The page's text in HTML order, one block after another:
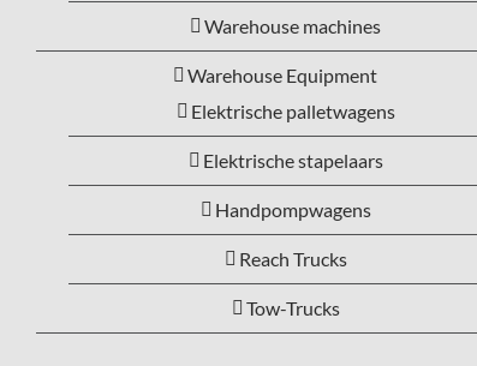
Warehouse machines
Warehouse Equipment
Elektrische palletwagens
Elektrische stapelaars
Handpompwagens
Reach Trucks
Tow-Trucks